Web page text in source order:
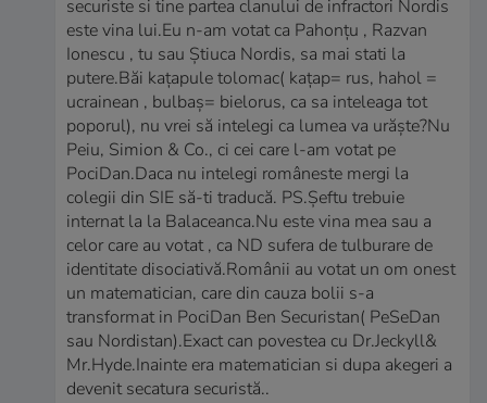
securiste si tine partea clanului de infractori Nordis
este vina lui.Eu n-am votat ca Pahonțu , Razvan
Ionescu , tu sau Știuca Nordis, sa mai stati la
putere.Băi kațapule tolomac( kațap= rus, hahol =
ucrainean , bulbaș= bielorus, ca sa inteleaga tot
poporul), nu vrei să intelegi ca lumea va urăște?Nu
Peiu, Simion & Co., ci cei care l-am votat pe
PociDan.Daca nu intelegi româneste mergi la
colegii din SIE să-ti traducă. PS.Șeftu trebuie
internat la la Balaceanca.Nu este vina mea sau a
celor care au votat , ca ND sufera de tulburare de
identitate disociativă.Românii au votat un om onest
un matematician, care din cauza bolii s-a
transformat in PociDan Ben Securistan( PeSeDan
sau Nordistan).Exact can povestea cu Dr.Jeckyll&
Mr.Hyde.Inainte era matematician si dupa akegeri a
devenit secatura securistă..